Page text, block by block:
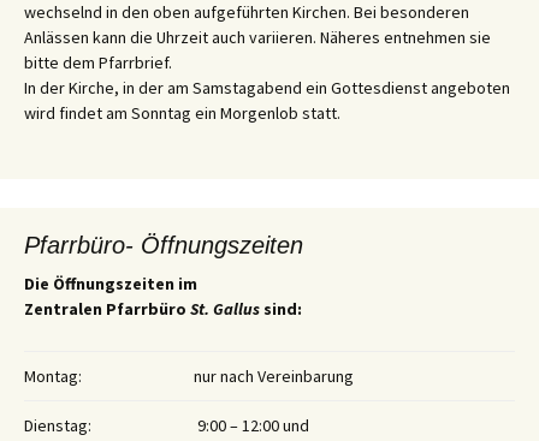
wechselnd in den oben aufgeführten Kirchen. Bei besonderen
Anlässen kann die Uhrzeit auch variieren. Näheres entnehmen sie
bitte dem Pfarrbrief.
In der Kirche, in der am Samstagabend ein Gottesdienst angeboten
wird findet am Sonntag ein Morgenlob statt.
Pfarrbüro- Öffnungszeiten
Die Öffnungszeiten im
Zentralen Pfarrbüro St. Gallus sind:
Montag: nur nach Vereinbarung
Dienstag: 9:00 – 12:00 und